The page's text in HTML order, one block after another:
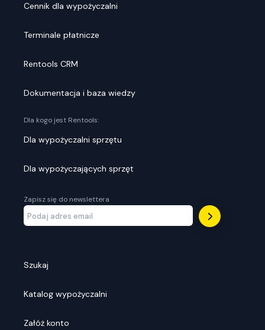
Cennik dla wypożyczalni
Terminale płatnicze
Rentools CRM
Dokumentacja i baza wiedzy
Dla kogo jest Rentools:
Dla wypożyczalni sprzętu
Dla wypożyczających sprzęt
Zapisz się do newslettera
Szukaj
Katalog wypożyczalni
Załóż konto